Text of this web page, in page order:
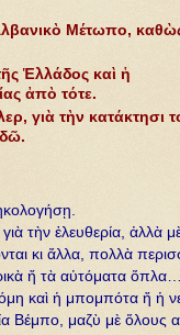
Μέτωπο,
Ἑλλάδος καὶ ἡ
ἀπὸ τότε.
γιὰ τὴν κατάκτησι
τὴν ἐλευθερία, ἀλλὰ
κι ἄλλα, πολλὰ
ἤ τὰ αὐτόματα
καὶ ἡ μπομπότα ἤ ἡ
Βέμπο, μαζὺ μὲ ὅλους